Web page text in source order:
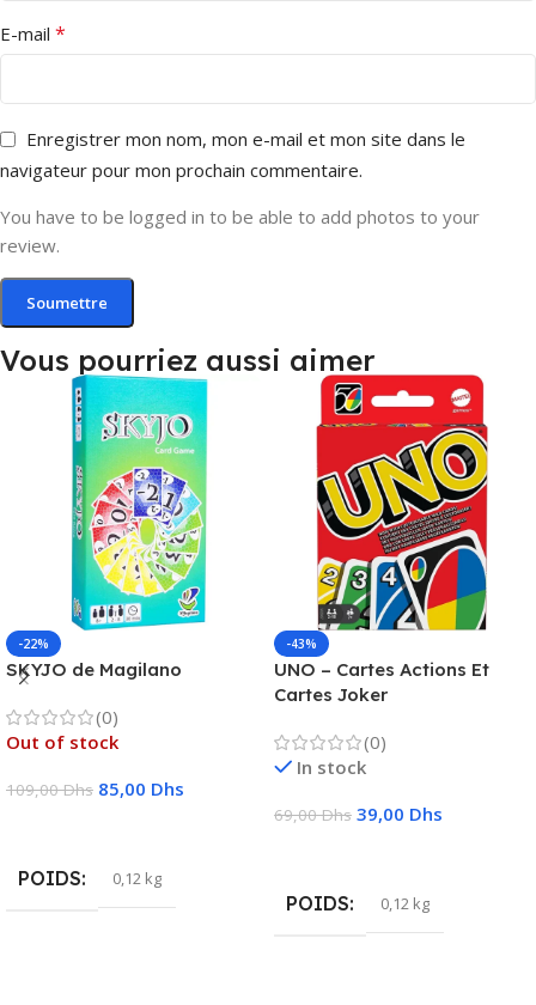
E-mail *
Enregistrer mon nom, mon e-mail et mon site dans le
navigateur pour mon prochain commentaire.
You have to be logged in to be able to add photos to your
review.
Vous pourriez aussi aimer
-22%
SKYJO de Magilano
(0)
Out of stock
109,00Dhs 85,00 Dhs
POIDS 0,12 kg
-43%
UNO – Cartes Actions Et
Cartes Joker
(0)
In stock
69,00Dhs 39,00 Dhs
POIDS 0,12 kg